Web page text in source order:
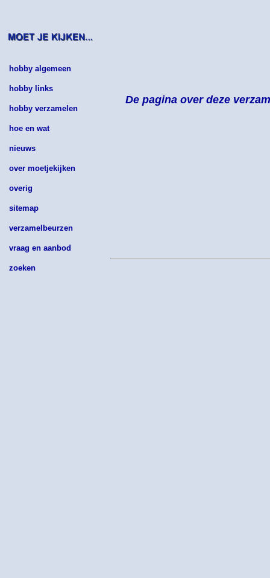
hobby algemeen
hobby links
hobby verzamelen
hoe en wat
nieuws
over moetjekijken
overig
sitemap
verzamelbeurzen
vraag en aanbod
zoeken
De pagina over deze